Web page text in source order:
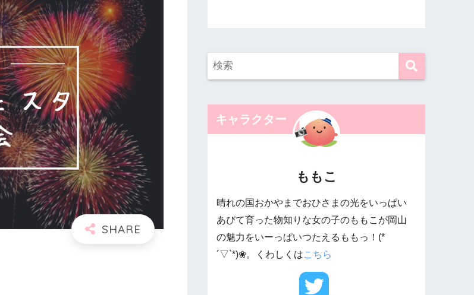
キャラクター
ももこ
晴れの国おかやまでおひさまの光をいっぱい
あびて育った物知りな女の子のももこが岡山
の魅力をいーっぱいつたえるももっ！(*
´▽`*)❀。くわしくはこちら